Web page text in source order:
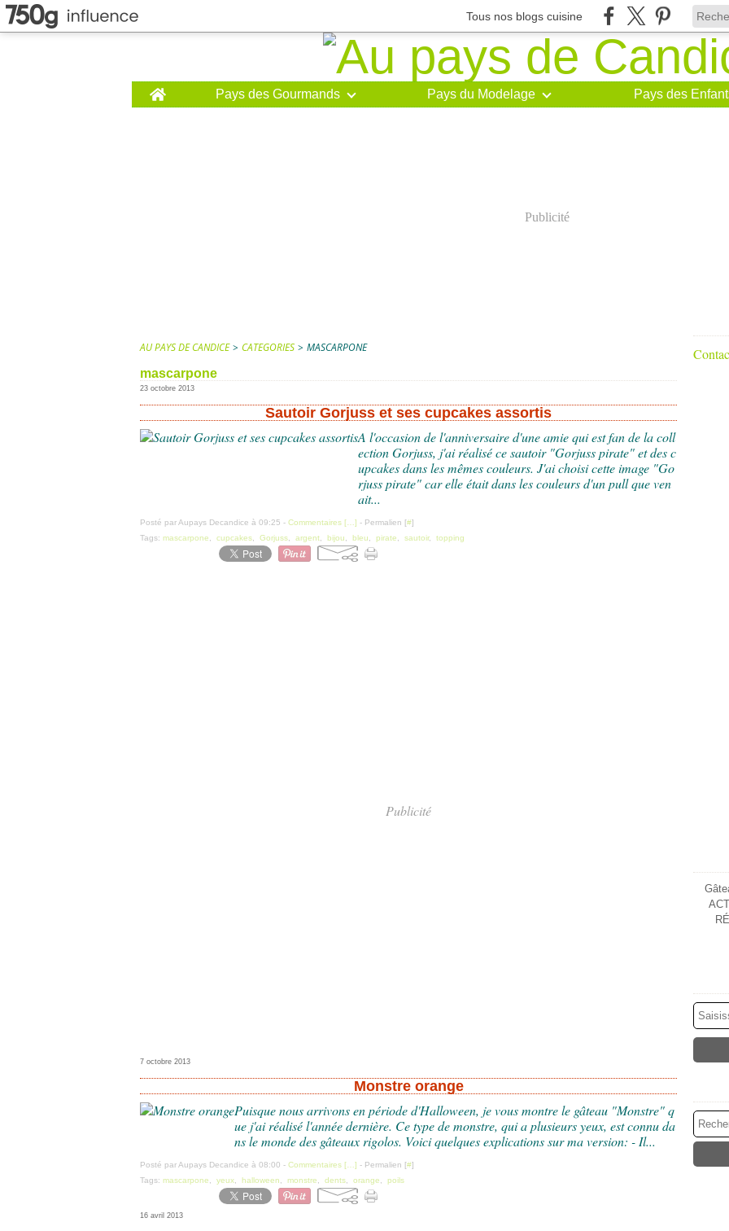
Tous nos blogs cuisine
Home Pays des Gourmands Pays du Modelage Pays des
Publicité
AU PAYS DE CANDICE > CATEGORIES > MASCARPONE
mascarpone
23 octobre 2013
Sautoir Gorjuss et ses cupcakes assortis
A l'occasion de l'anniversaire d'une amie qui est fan de la coll
ection Gorjuss, j'ai réalisé ce sautoir "Gorjuss pirate" et des c
upcakes dans les mêmes couleurs. J'ai choisi cette image "Go
rjuss pirate" car elle était dans les couleurs d'un pull que ven
ait...
Posté par Aupays Decandice à 09:25 - Commentaires [ ] - Permalien [#]
Tags: mascarpone cupcakes Gorjuss argent bijou bleu pirate sautoir, topping
Publicité
7 octobre 2013
Monstre orange
Puisque nous arrivons en période d'Halloween, je vous montre le gâteau "Monstre" q
ue j'ai réalisé l'année dernière. Ce type de monstre, qui a plusieurs yeux, est connu da
ns le monde des gâteaux rigolos. Voici quelques explications sur ma version: - Il...
Posté par Aupays Decandice à 08:00 - Commentaires [ ] - Permalien [#]
Tags: mascarpone yeux halloween monstre dents orange poils
16 avril 2013